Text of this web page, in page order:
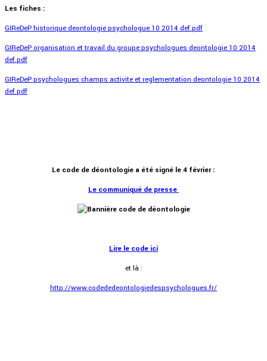
Les fiches :
GIReDeP historique deontologie psychologue 10 2014 def.pdf
GIReDeP organisation et travail du groupe psychologues deontologie 10 2014
def.pdf
GIReDeP psychologues champs activite et reglementation deontologie 10 2014
def.pdf
Le code de déontologie a été signé le 4 février :
Le communiqué de presse
Lire le code ici
et là :
http://www.codededeontologiedespsychologues.fr/